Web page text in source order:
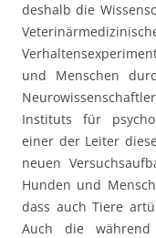
deshalb die
und Menschen
Instituts für
einer der Leiter
neuen
Hunden und
dass auch Tiere
Auch die während